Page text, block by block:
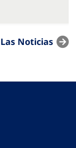
Noticias